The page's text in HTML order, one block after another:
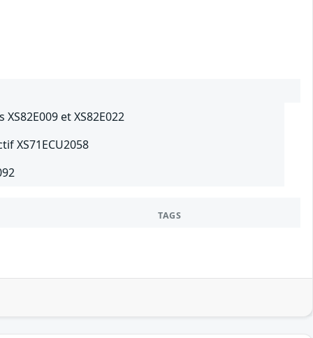
et XS82E022
XS71ECU2058
TAGS